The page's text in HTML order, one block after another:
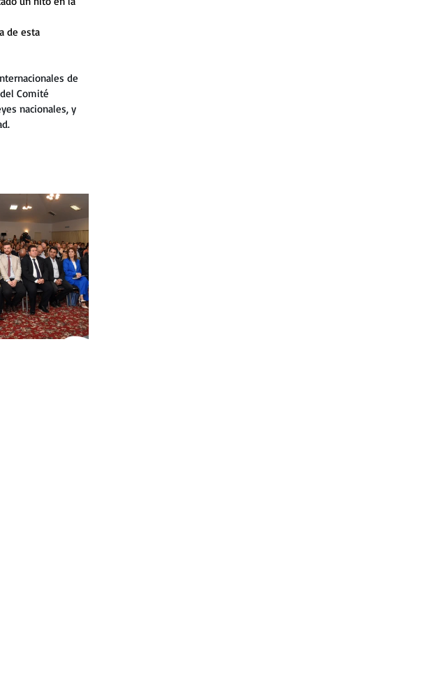
de esta
de
Comité
nacionales, y